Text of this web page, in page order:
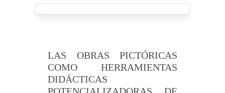
LAS OBRAS PICTÓRICAS
COMO HERRAMIENTAS
DIDÁCTICAS